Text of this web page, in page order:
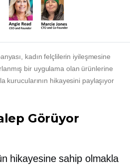
kadın felçlilerin iyileşmesine
bir uygulama olan ürünlerine
kurucularının hikayesini paylaşıyor
Görüyor
hikayesine sahip olmakla